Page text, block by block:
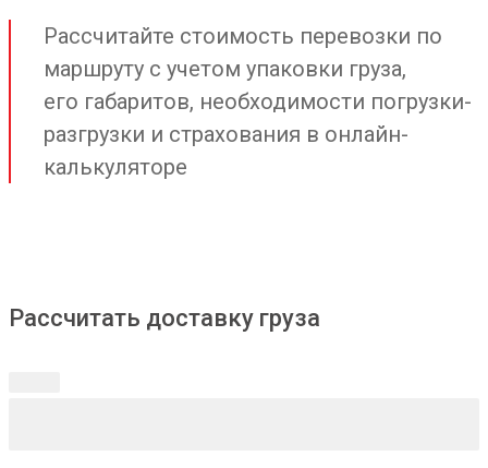
Рассчитайте стоимость перевозки по
маршруту с учетом упаковки груза,
его габаритов, необходимости погрузки-
разгрузки и страхования в онлайн-
калькуляторе
Рассчитать доставку груза